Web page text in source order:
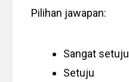
Pilihan jawapan:
Sangat setuju
Setuju